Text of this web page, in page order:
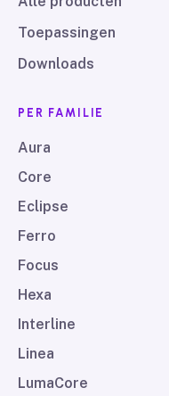
Toepassingen
Downloads
PER FAMILIE
Aura
Core
Eclipse
Ferro
Focus
Hexa
Interline
Linea
LumaCore